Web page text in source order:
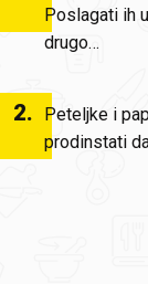
Poslagati ih
drugo…
2.
Peteljke i
prodinstati